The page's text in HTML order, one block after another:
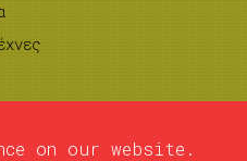
on our website.